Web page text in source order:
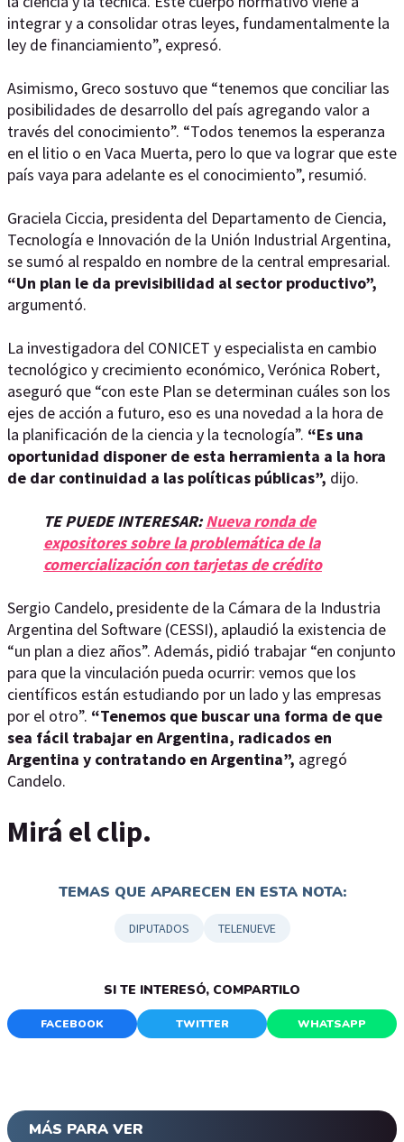
integrar y a consolidar otras leyes, fundamentalmente la
ley de financiamiento”, expresó.
Asimismo, Greco sostuvo que “tenemos que conciliar las
posibilidades de desarrollo del país agregando valor a
través del conocimiento”. “Todos tenemos la esperanza
en el litio o en Vaca Muerta, pero lo que va lograr que este
país vaya para adelante es el conocimiento”, resumió.
Graciela Ciccia, presidenta del Departamento de Ciencia,
Tecnología e Innovación de la Unión Industrial Argentina,
se sumó al respaldo en nombre de la central empresarial.
“Un plan le da previsibilidad al sector productivo”,
argumentó.
La investigadora del CONICET y especialista en cambio
tecnológico y crecimiento económico, Verónica Robert,
aseguró que “con este Plan se determinan cuáles son los
ejes de acción a futuro, eso es una novedad a la hora de
la planificación de la ciencia y la tecnología”. “Es una
oportunidad disponer de esta herramienta a la hora
de dar continuidad a las políticas públicas”, dijo.
TE PUEDE INTERESAR:Nueva ronda de
expositores sobre la problemática de la
comercialización con tarjetas de crédito
Sergio Candelo, presidente de la Cámara de la Industria
Argentina del Software (CESSI), aplaudió la existencia de
“un plan a diez años”. Además, pidió trabajar “en conjunto
para que la vinculación pueda ocurrir: vemos que los
científicos están estudiando por un lado y las empresas
por el otro”. “Tenemos que buscar una forma de que
sea fácil trabajar en Argentina, radicados en
Argentina y contratando en Argentina”, agregó
Candelo.
Mirá el clip.
TEMAS QUE APARECEN EN ESTA NOTA:
DIPUTADOS TELENUEVE
SI TE INTERESÓ, COMPARTILO
FACEBOOK TWITTER WHATSAPP
MÁS PARA VER